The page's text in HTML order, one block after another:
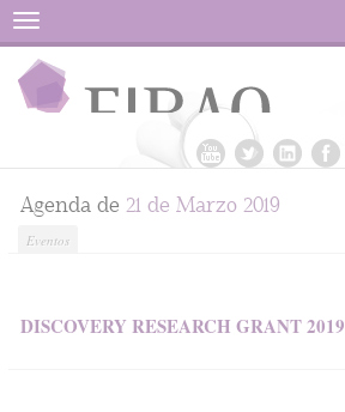
Menu
Agenda de 21 de Marzo 2019
Eventos
DISCOVERY RESEARCH GRANT 2019